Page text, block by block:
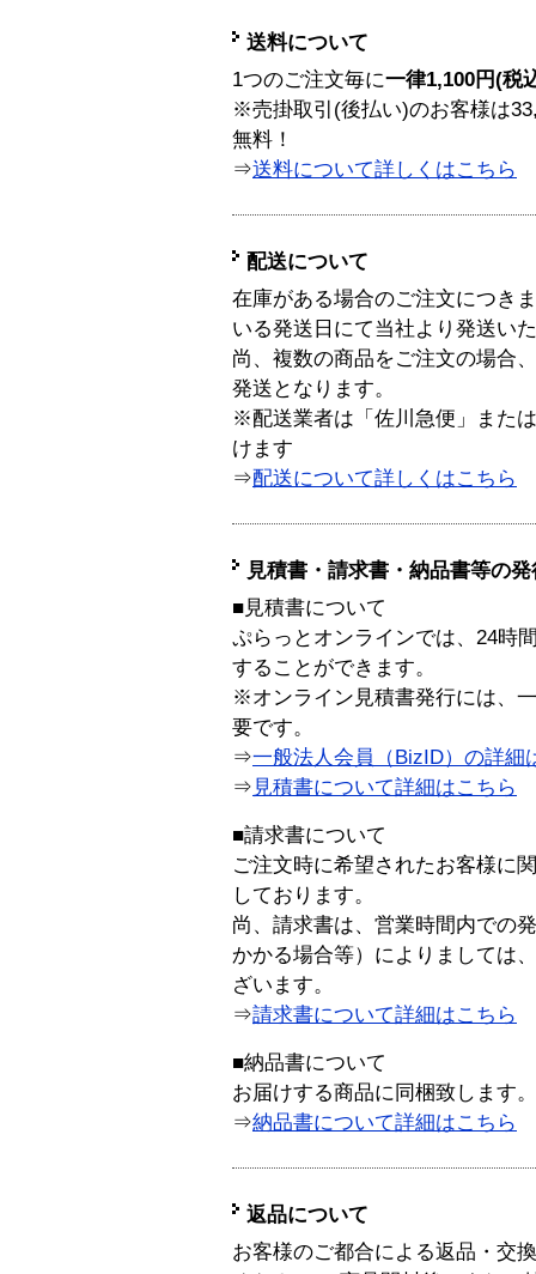
送料について
1つのご注文毎に一律1,100円(税
※売掛取引(後払い)のお客様は
無料！
⇒送料について詳しくはこちら
配送について
在庫がある場合のご注文につき
いる発送日にて当社より発送い
尚、複数の商品をご注文の場合
発送となります。
※配送業者は「佐川急便」また
けます
⇒配送について詳しくはこちら
見積書・請求書・納品書等の
■見積書について
ぷらっとオンラインでは、24時
することができます。
※オンライン見積書発行には、
要です。
⇒一般法人会員（BizID）の詳細
⇒ 見積書について詳細はこちら
■請求書について
ご注文時に希望されたお客様に
しております。
尚、請求書は、営業時間内での
かかる場合等）によりましては
ざいます。
⇒請求書について詳細はこちら
■納品書について
お届けする商品に同梱致します。
⇒納品書について詳細はこちら
返品について
お客様のご都合による返品・交